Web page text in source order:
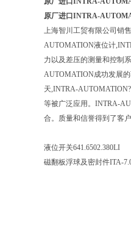
原厂进口INTRA-
上海智川工贸有限公司销售
AUTOMATION液位计
力以及差压的测量和控制
AUTOMATION成功发展
天,INTRA-
等被广泛应用。INTRA-
合。质量和信誉得到了客
液位开关641.6502.380LI
磁翻板浮球及密封件ITA-